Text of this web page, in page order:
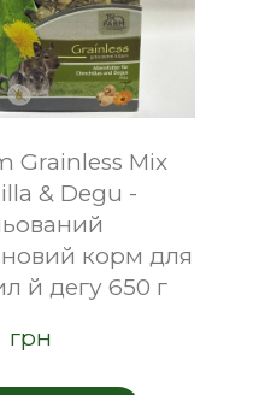
Grainless Mix
& Degu -
корм для
й дегу 650 г
грн